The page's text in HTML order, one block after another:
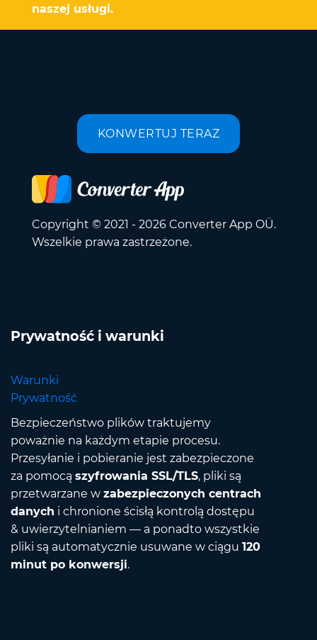
naszej usługi.
KONWERTUJ TERAZ
Copyright © 2021 - 2026 Converter App OÜ.
Wszelkie prawa zastrzeżone.
Prywatność i warunki
Warunki
Prywatność
Bezpieczeństwo plików traktujemy
poważnie na każdym etapie procesu.
Przesyłanie i pobieranie jest zabezpieczone
za pomocą szyfrowania SSL/TLS, pliki są
przetwarzane w zabezpieczonych centrach
danych i chronione ścisłą kontrolą dostępu
& uwierzytelnianiem — a ponadto wszystkie
pliki są automatycznie usuwane w ciągu 120
minut po konwersji.